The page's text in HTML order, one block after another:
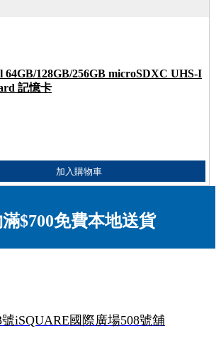
64GB/128GB/256GB microSDXC UHS-I
記憶卡
加入購物車
$700免費本地送貨
iSQUARE國際廣場508號舖